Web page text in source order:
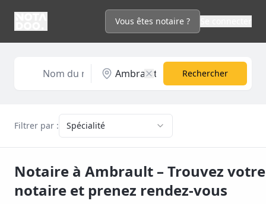
Vous êtes notaire ?
Rechercher
Filtrer par : Spécialité
Notaire à Ambrault – Trouvez votre
notaire et prenez rendez-vous